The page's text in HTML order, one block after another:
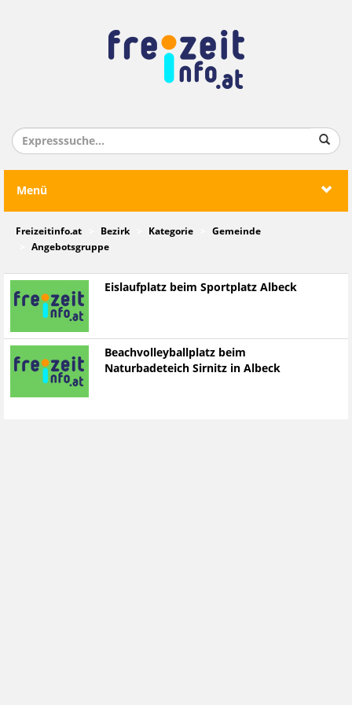
Menü
Freizeitinfo.at Bezirk Kategorie
Gemeinde
Angebotsgruppe
Eislaufplatz beim Sportplatz Albeck
Beachvolleyballplatz beim
Naturbadeteich Sirnitz in Albeck